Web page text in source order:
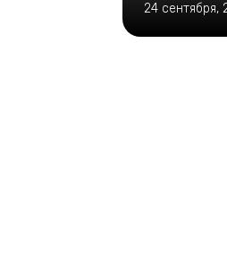
24 сентября,